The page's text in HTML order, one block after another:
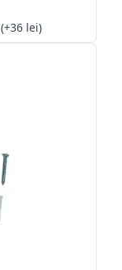
Kit cu 4 distanțiere metalice (+36 lei)